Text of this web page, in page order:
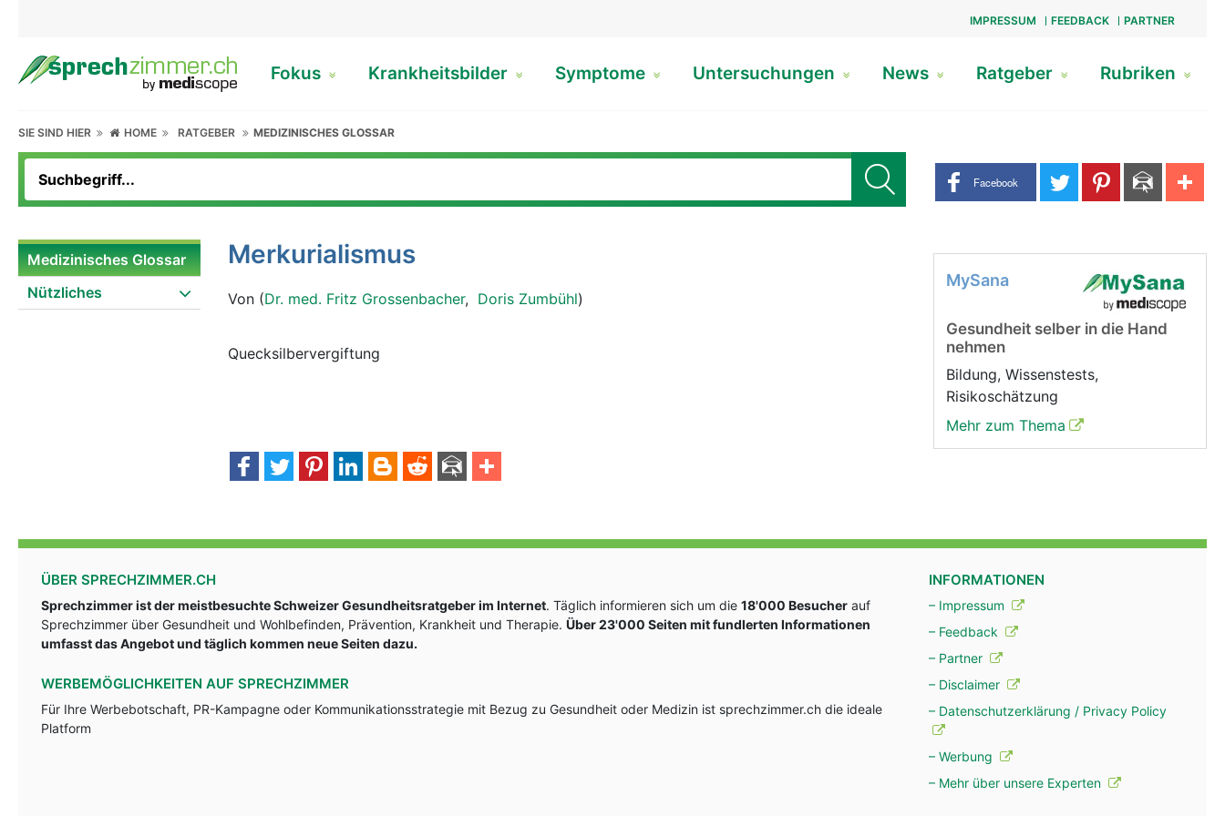
IMPRESSUM FEEDBACK PARTNER
Fokus Krankheitsbilder Symptome Untersuchungen News Ratgeber Rubriken
SIE SIND HIER HOME RATGEBER MEDIZINISCHES GLOSSAR
Share buttons
Facebook
Medizinisches Glossar
Nützliches
Merkurialismus
Von (Dr. med. Fritz Grossenbacher, Doris Zumbühl)
Quecksilbervergiftung
MySana
Gesundheit selber in die Hand
nehmen
Bildung, Wissenstests,
Risikoschätzung
Mehr zum Thema
ÜBER SPRECHZIMMER.CH
Sprechzimmer ist der meistbesuchte Schweizer Gesundheitsratgeber im Internet. Täglich informieren sich um die 18'000 Besucher auf
Sprechzimmer über Gesundheit und Wohlbefinden, Prävention, Krankheit und Therapie. Über 23'000 Seiten mit fundlerten Informationen
umfasst das Angebot und täglich kommen neue Seiten dazu.
WERBEMÖGLICHKEITEN AUF SPRECHZIMMER
Für Ihre Werbebotschaft, PR-Kampagne oder Kommunikationsstrategie mit Bezug zu Gesundheit oder Medizin ist sprechzimmer.ch die ideale
Platform
INFORMATIONEN
– Impressum
– Feedback
– Partner
– Disclaimer
– Datenschutzerklärung / Privacy Policy
– Werbung
– Mehr über unsere Experten